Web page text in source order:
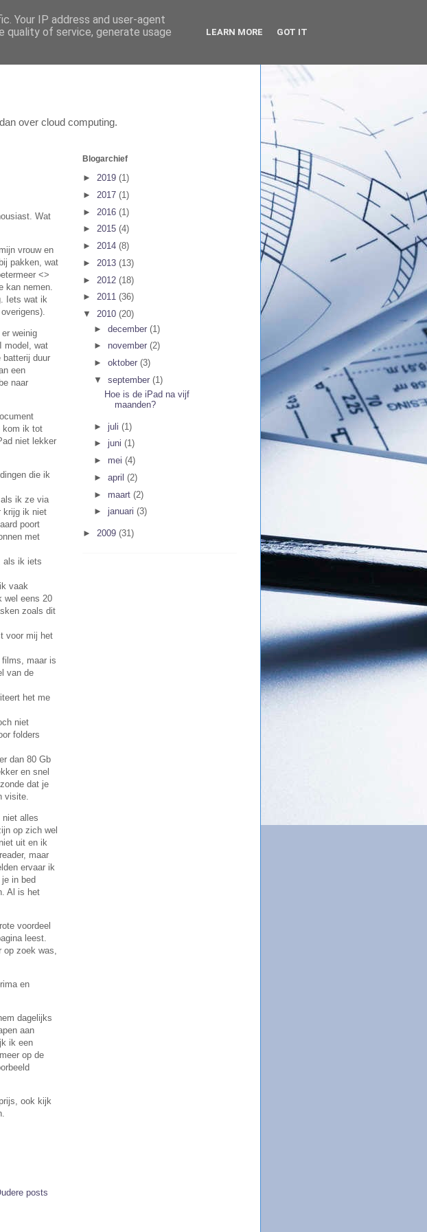
over cloud computing.
Wat
vrouw en
pakken, wat
<>
kan nemen.
Iets wat ik
weinig
model, wat
batterij duur
een
naar
kom ik tot
niet lekker
die ik
ik ze via
krijg ik niet
poort
met
als ik iets
vaak
wel eens 20
zoals dit
voor mij het
films, maar is
van de
het me
niet
folders
dan 80 Gb
en snel
dat je
visite.
niet alles
op zich wel
uit en ik
maar
ervaar ik
in bed
Al is het
voordeel
leest.
op zoek was,
en
dagelijks
aan
ik een
op de
ook kijk
posts
Blogarchief
► 2019 (1)
► 2017 (1)
► 2016 (1)
► 2015 (4)
► 2014 (8)
► 2013 (13)
► 2012 (18)
► 2011 (36)
▼ 2010 (20)
► december (1)
► november (2)
► oktober (3)
▼ september (1)
Hoe is de iPad na vijf
maanden?
► juli (1)
► juni (1)
► mei (4)
► april (2)
► maart (2)
► januari (3)
► 2009 (31)
Your IP address and user-agent
quality of service, generate usage
LEARN MORE GOT IT